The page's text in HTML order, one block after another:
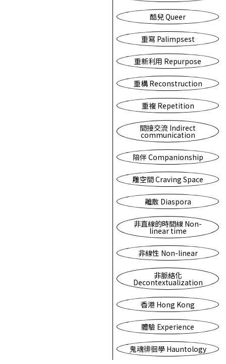
酷兒 Queer
重寫 Palimpsest
重新利用 Repurpose
重構 Reconstruction
重複 Repetition
間接交流 Indirect
communication
陪伴 Companionship
雕空間 Craving Space
離散 Diaspora
非直線的時間線 Non-
linear time
非線性 Non-linear
非脈絡化
Decontextualization
香港 Hong Kong
體驗 Experience
鬼魂徘徊學 Hauntology